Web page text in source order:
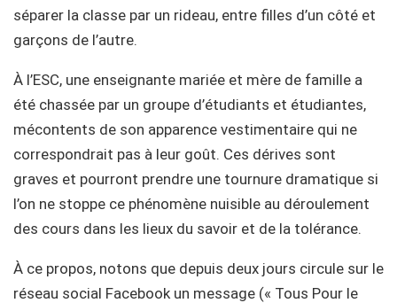
séparer la classe par un rideau, entre filles d’un côté et
garçons de l’autre.
À l’ESC, une enseignante mariée et mère de famille a
été chassée par un groupe d’étudiants et étudiantes,
mécontents de son apparence vestimentaire qui ne
correspondrait pas à leur goût. Ces dérives sont
graves et pourront prendre une tournure dramatique si
l’on ne stoppe ce phénomène nuisible au déroulement
des cours dans les lieux du savoir et de la tolérance.
À ce propos, notons que depuis deux jours circule sur le
réseau social Facebook un message (« Tous Pour le